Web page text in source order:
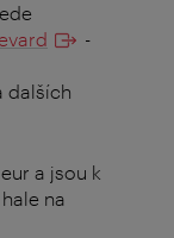
-
dalších
a jsou k
na